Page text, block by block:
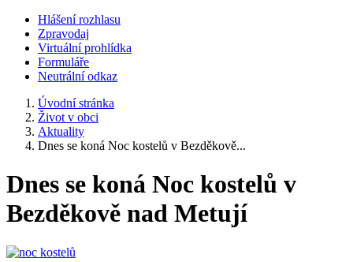
Hlášení rozhlasu
Zpravodaj
Virtuální prohlídka
Formuláře
Neutrální odkaz
Úvodní stránka
Život v obci
Aktuality
Dnes se koná Noc kostelů v Bezděkově...
Dnes se koná Noc kostelů v
Bezděkově nad Metují